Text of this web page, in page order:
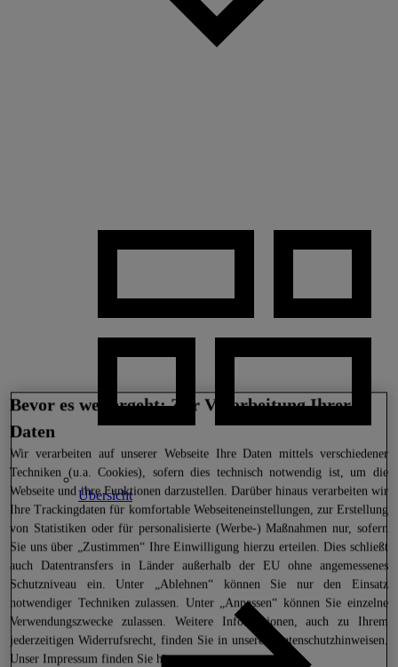
Übersicht
Bevor es weitergeht: Zur Verarbeitung Ihrer
Daten
Wir verarbeiten auf unserer Webseite Ihre Daten mittels verschiedener
Techniken (u.a. Cookies), sofern dies technisch notwendig ist, um die
Webseite und ihre Funktionen darzustellen. Darüber hinaus verarbeiten wir
Ihre Trackingdaten für komfortable Webseiteneinstellungen, zur Erstellung
von Statistiken oder für personalisierte (Werbe-) Maßnahmen nur, sofern
Sie uns über „Zustimmen“ Ihre Einwilligung hierzu erteilen. Dies schließt
auch Datentransfers in Länder außerhalb der EU ohne angemessenes
Schutzniveau ein. Unter „Ablehnen“ können Sie nur den Einsatz
notwendiger Techniken zulassen. Unter „Anpassen“ können Sie einzelne
Verwendungszwecke zulassen. Weitere Informationen, auch zu Ihrem
jederzeitigen Widerrufsrecht, finden Sie in unseren
Datenschutzhinweisen.
Unser Impressum finden Sie hier.